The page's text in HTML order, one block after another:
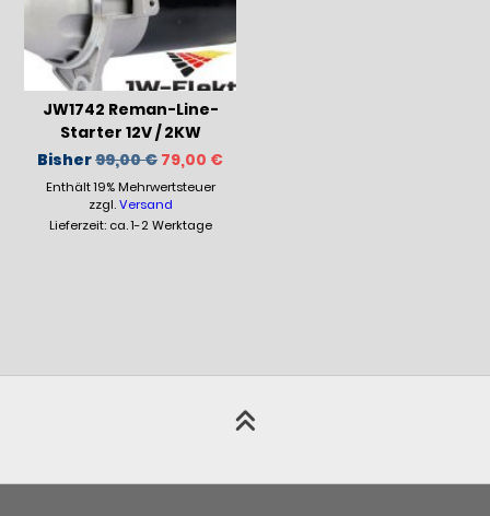
JW1742 Reman-Line-
Starter 12V / 2KW
Bisher99,00€Ursprünglicher
Preis
war:
99,00 €
79,00 €Aktueller
Enthält 19% Mehrwertsteuer
zzgl.Versand
Lieferzeit: ca. 1-2 Werktage